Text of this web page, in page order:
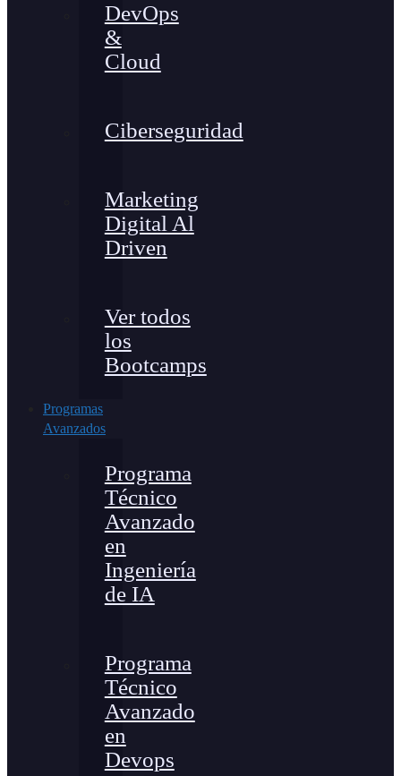
DevOps
&
Cloud
Ciberseguridad
Marketing
Digital Al
Driven
Ver todos
los
Bootcamps
Programas
Avanzados
Programa
Técnico
Avanzado
en
Ingeniería
de IA
Programa
Técnico
Avanzado
en
Devops